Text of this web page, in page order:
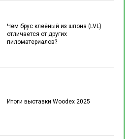
Чем брус клеёный из шпона (LVL)
отличается от других
пиломатериалов?
Итоги выставки Woodex 2025